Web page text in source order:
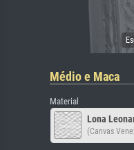
Médio e Maca
Material
Lona
(Canvas